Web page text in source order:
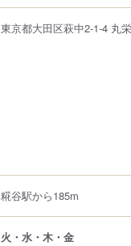
東京都大田区萩中2-1-4 丸
糀谷駅から185m
火・水・木・金